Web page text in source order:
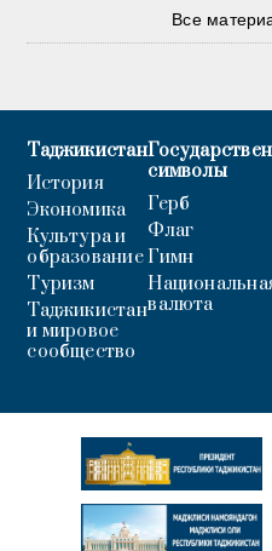
Все
Таджикистан
История
Экономика
Культура и
образование
Туризм
Таджикистан
и мировое
сообщество
символы
Герб
Флаг
Гимн
валюта